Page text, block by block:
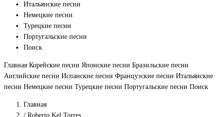
Итальянские песни
Немецкие песни
Турецкие песни
Португальские песни
Поиск
Главная Корейские песни Японские песни Бразильские песни
Английские песни Испанские песни Французские песни Итальянские
песни Немецкие песни Турецкие песни Португальские песни Поиск
Главная
/ Roberto Kel Torres